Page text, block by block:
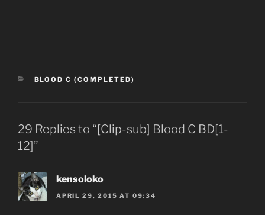
CATEGORIES
BLOOD C (COMPLETED)
29 Replies to “[Clip-sub] Blood C BD[1-
12]”
kensoloko
APRIL 29, 2015 AT 09:34